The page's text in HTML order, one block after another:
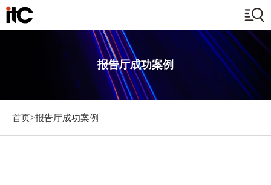
报告厅成功案例
首页>报告厅成功案例